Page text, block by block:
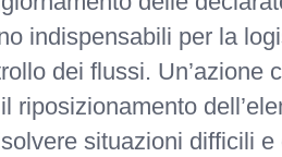
indispensabili per la
dei flussi.
riposizionamento
situazioni difficili